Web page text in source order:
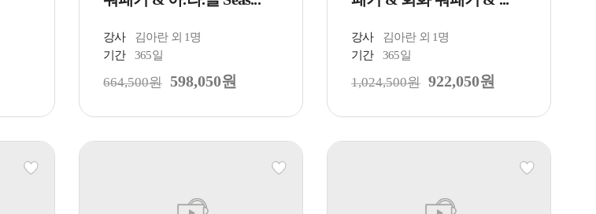
강사
김아란 외 1명
기간
365일
664,500원 598,050원
강사
김아란 외 1명
기간
365일
1,024,500원 922,050원